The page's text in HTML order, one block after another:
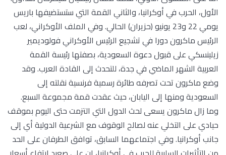
الأول، الحرب في أوكرانيا، والثاني القمة التي ستستضيفها باريس
يومي 22 و23 يونيو (حزيران) الحالي. وفي الملف الأوكراني، لعب
الرئيس ماكرون دورا في تشجيع الرئيس الأوكراني فولوديمير
زيلينسكي على قبول دعوة السعودية، بصفتها رئيسة القمة
العربية الشهر الماضي في جدة، للتحدث إلى القادة العرب. وقد
وضع ماكرون تحت تصرفه طائرة رسمية فرنسية نقلته إلى
السعودية ومنها إلى اليابان، حيث عقدت قمة مجموعة السبع.
وما زال ماكرون يسعى لحث الدول التي التزمت حتى اليوم بموقف
حيادي على التخلي عنه لصالح الوقوف مع الشرعية الدولية أي إلى
جانب أوكرانيا. وفي اجتماعهما السابق، توافق الطرفان على الحد